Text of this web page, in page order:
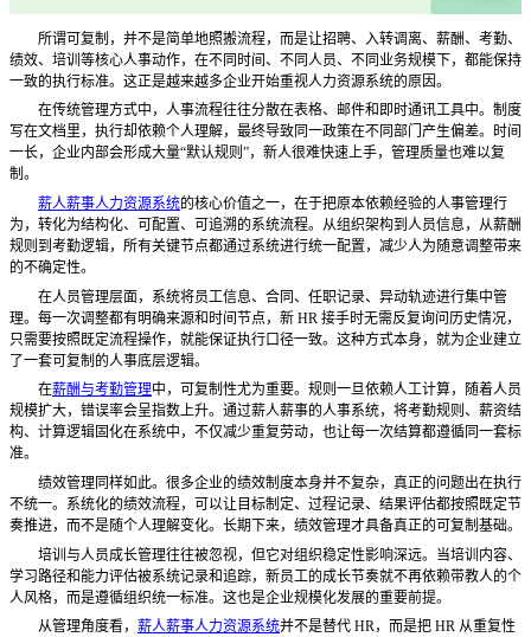
所谓可复制，并不是简单地照搬流程，而是让招聘、入转调离、薪酬、考勤、
绩效、培训等核心人事动作，在不同时间、不同人员、不同业务规模下，都能保持
一致的执行标准。这正是越来越多企业开始重视人力资源系统的原因。
在传统管理方式中，人事流程往往分散在表格、邮件和即时通讯工具中。制度
写在文档里，执行却依赖个人理解，最终导致同一政策在不同部门产生偏差。时间
一长，企业内部会形成大量“默认规则”，新人很难快速上手，管理质量也难以复
制。
薪人薪事人力资源系统的核心价值之一，在于把原本依赖经验的人事管理行
为，转化为结构化、可配置、可追溯的系统流程。从组织架构到人员信息，从薪酬
规则到考勤逻辑，所有关键节点都通过系统进行统一配置，减少人为随意调整带来
的不确定性。
在人员管理层面，系统将员工信息、合同、任职记录、异动轨迹进行集中管
理。每一次调整都有明确来源和时间节点，新 HR 接手时无需反复询问历史情况，
只需要按照既定流程操作，就能保证执行口径一致。这种方式本身，就为企业建立
了一套可复制的人事底层逻辑。
在薪酬与考勤管理中，可复制性尤为重要。规则一旦依赖人工计算，随着人员
规模扩大，错误率会呈指数上升。通过薪人薪事的人事系统，将考勤规则、薪资结
构、计算逻辑固化在系统中，不仅减少重复劳动，也让每一次结算都遵循同一套标
准。
绩效管理同样如此。很多企业的绩效制度本身并不复杂，真正的问题出在执行
不统一。系统化的绩效流程，可以让目标制定、过程记录、结果评估都按照既定节
奏推进，而不是随个人理解变化。长期下来，绩效管理才具备真正的可复制基础。
培训与人员成长管理往往被忽视，但它对组织稳定性影响深远。当培训内容、
学习路径和能力评估被系统记录和追踪，新员工的成长节奏就不再依赖带教人的个
人风格，而是遵循组织统一标准。这也是企业规模化发展的重要前提。
从管理角度看， 薪人薪事人力资源系统并不是替代 HR，而是把 HR 从重复性